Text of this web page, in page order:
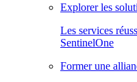
Explorer les
Les services
SentinelOne
Former une